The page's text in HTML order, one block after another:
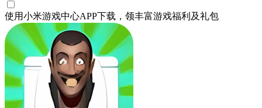
使用小米游戏中心APP下载 ，领丰富游戏福利 及礼包